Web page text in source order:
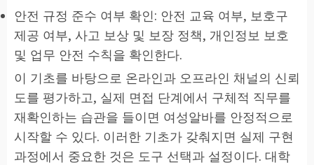
안전 규정 준수 여부 확인: 안전 교육 여부, 보호구
제공 여부, 사고 보상 및 보장 정책, 개인정보 보호
및 업무 안전 수칙을 확인한다.
이 기초를 바탕으로 온라인과 오프라인 채널의 신뢰
도를 평가하고, 실제 면접 단계에서 구체적 직무를
재확인하는 습관을 들이면 여성알바를 안정적으로
시작할 수 있다. 이러한 기초가 갖춰지면 실제 구현
과정에서 중요한 것은 도구 선택과 설정이다. 대학